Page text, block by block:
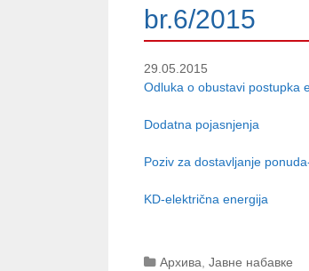
br.6/2015
29.05.2015
Odluka o obustavi postupka
Dodatna pojasnjenja
Poziv za dostavljanje
KD-električna energija
Categories
Архива Јавне набавке